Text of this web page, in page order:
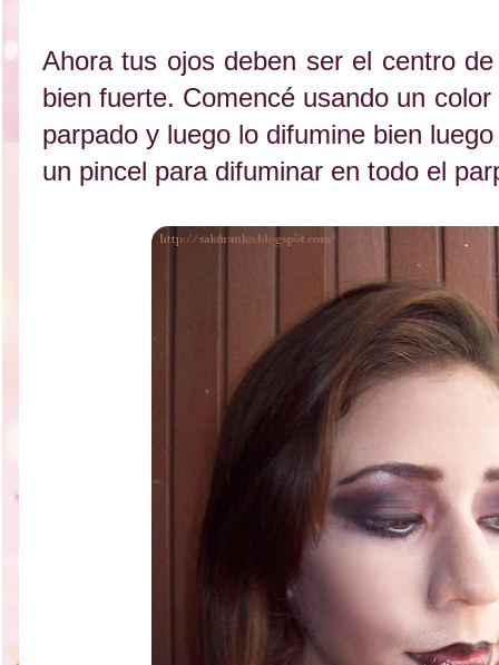
Ahora tus ojos deben ser el centro
bien fuerte. Comencé usando un
parpado y luego lo difumine bien
un pincel para difuminar en todo el